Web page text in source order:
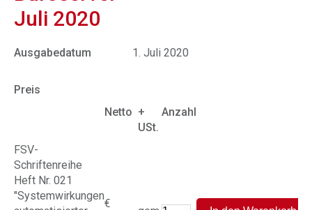
Juli 2020
Ausgabedatum 1. Juli 2020
Preis
Netto +
USt.
Anzahl
FSV-
Schriftenreihe
Heft Nr. 021
"Systemwirkungen
€